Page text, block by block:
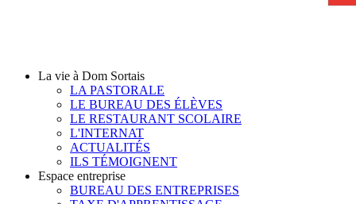
La vie à Dom Sortais
LA PASTORALE
LE BUREAU DES ÉLÈVES
LE RESTAURANT SCOLAIRE
L'INTERNAT
ACTUALITÉS
ILS TÉMOIGNENT
Espace entreprise
BUREAU DES ENTREPRISES